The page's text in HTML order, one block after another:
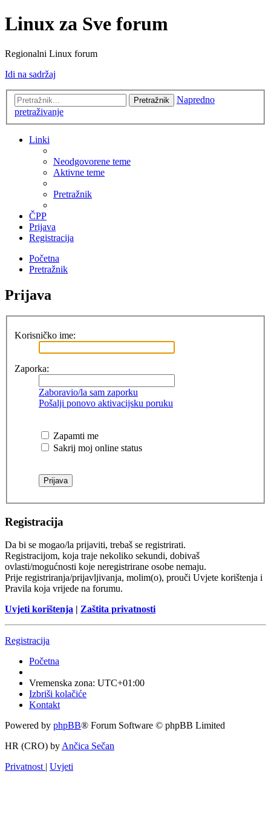
Linux za Sve forum
Regionalni Linux forum
Idi na sadržaj
Pretražnik
Napredno
pretraživanje
Linki
Neodgovorene teme
Aktivne teme
Pretražnik
ČPP
Prijava
Registracija
Početna
Pretražnik
Prijava
Korisničko ime:
Zaporka:
Zaboravio/la sam zaporku
Pošalji ponovo aktivacijsku poruku
Zapamti me
Sakrij moj online status
Registracija
Da bi se mogao/la prijaviti, trebaš se registrirati.
Registracijom, koja traje nekoliko sekundi, dobivaš
ovlasti/mogućnosti koje neregistrirane osobe nemaju.
Prije registriranja/prijavljivanja, molim(o), prouči Uvjete korištenja i
Pravila koja vrijede na forumu.
Uvjeti korištenja | Zaštita privatnosti
Registracija
Početna
Vremenska zona: UTC+01:00
Izbriši kolačiće
Kontakt
Powered by phpBB® Forum Software © phpBB Limited
HR (CRO) by Ančica Sečan
Privatnost | Uvjeti